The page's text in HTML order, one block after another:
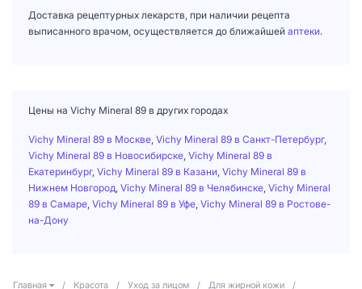
Доставка рецептурных лекарств, при наличии рецепта
выписанного врачом, осуществляется до ближайшей аптеки.
Цены на Vichy Mineral 89 в других городах
Vichy Mineral 89 в Москве Vichy Mineral 89 в Санкт-Петербург,
Vichy Mineral 89 в Новосибирске Vichy Mineral 89 в
Екатеринбург, Vichy Mineral 89 в Казани Vichy Mineral 89 в
Нижнем Новгород Vichy Mineral 89 в Челябинске Vichy Mineral
89 в Самаре Vichy Mineral 89 в Уфе Vichy Mineral 89 в Ростове-
на-Дону
Главная / Красота / Уход за лицом / Для жирной кожи
/